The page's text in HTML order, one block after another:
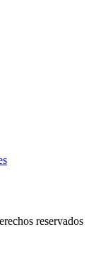
reservados